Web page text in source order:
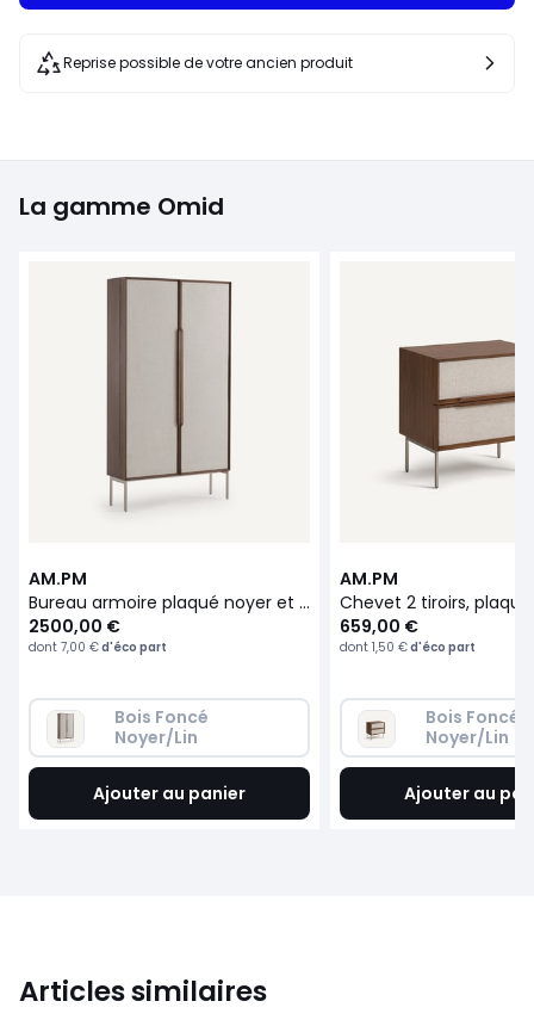
Reprise possible de votre ancien produit
La gamme Omid
AM.PM
Bureau armoire plaqué noyer et tissu texturé, OMID
2500,00 €
dont 7,00 €d'éco part
Bois Foncé
Noyer/Lin
Ajouter au panier
AM.PM
659,00 €
dont1,50 €d'éco part
Bois Foncé
Noyer/Lin
Ajouter au
Articles similaires